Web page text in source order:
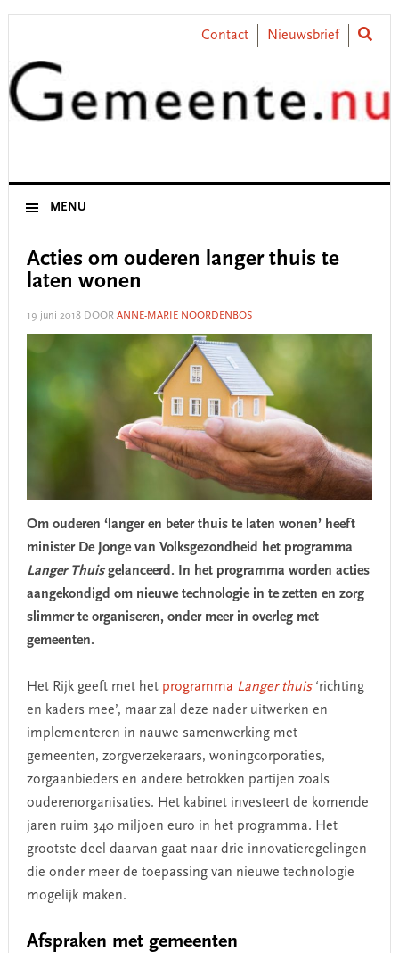
Skip
primary
navigation
Skip
content
Skip
primary
sidebar
Skip
footer
Contact Nieuwsbrief
MENU
Acties om ouderen langer thuis te
laten wonen
19 juni 2018DOOR ANNE-MARIE NOORDENBOS
Om ouderen ‘langer en beter thuis te laten wonen’ heeft
minister De Jonge van Volksgezondheid het programma
Langer Thuisgelanceerd. In het programma worden acties
aangekondigd om nieuwe technologie in te zetten en zorg
slimmer te organiseren, onder meer in overleg met
gemeenten.
Het Rijk geeft met het programma Langer thuis ‘richting
en kaders mee’, maar zal deze nader uitwerken en
implementeren in nauwe samenwerking met
gemeenten, zorgverzekeraars, woningcorporaties,
zorgaanbieders en andere betrokken partijen zoals
ouderenorganisaties. Het kabinet investeert de komende
jaren ruim 340 miljoen euro in het programma. Het
grootste deel daarvan gaat naar drie innovatieregelingen
die onder meer de toepassing van nieuwe technologie
mogelijk maken.
Afspraken met gemeenten